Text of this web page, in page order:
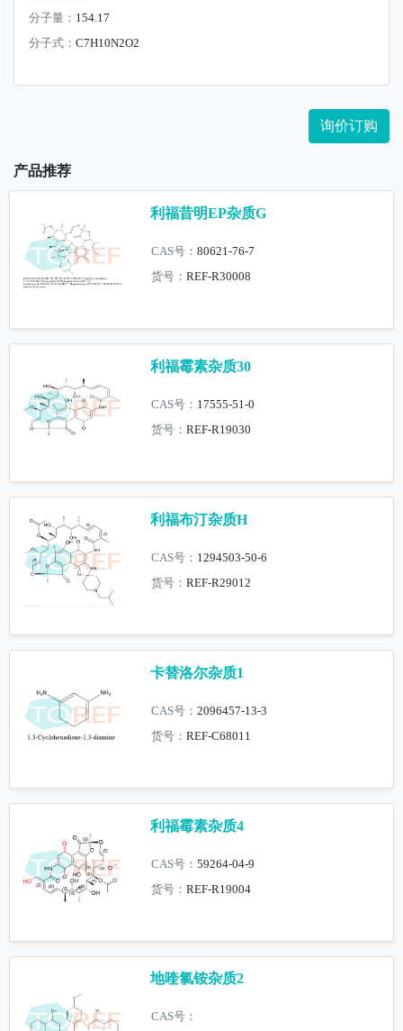
分子量： 154.17
分子式： C7H10N2O2
询价订购
产品推荐
利福昔明EP杂质G
CAS号：80621-76-7
货号：REF-R30008
利福霉素杂质30
CAS号： 17555-51-0
货号：REF-R19030
利福布汀杂质H
CAS号： 1294503-50-6
货号：REF-R29012
卡替洛尔杂质1
CAS号：2096457-13-3
货号：REF-C68011
利福霉素杂质4
CAS号：59264-04-9
货号：REF-R19004
地喹氯铵杂质2
CAS号：